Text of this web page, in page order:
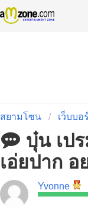
สยามโซน เว็บบอ
บุ๋น เป
เอ่ยปาก
Yvonne